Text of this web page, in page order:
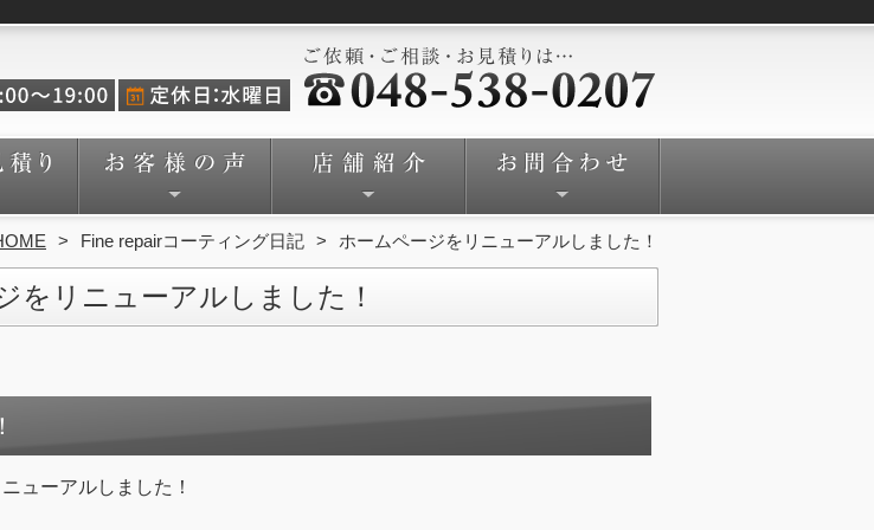
Fine repairコーティング日記 ホームページをリニューアルしました！
をリニューアルしました！
ューアルしました！